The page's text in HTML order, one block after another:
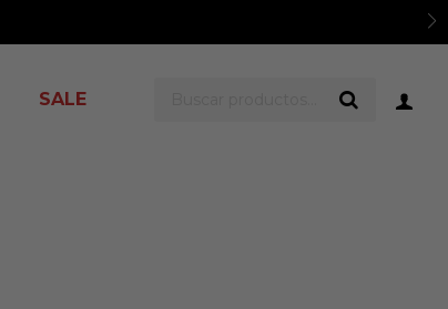
SALE